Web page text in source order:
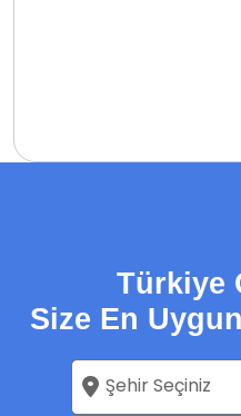
Türkiye
Size En